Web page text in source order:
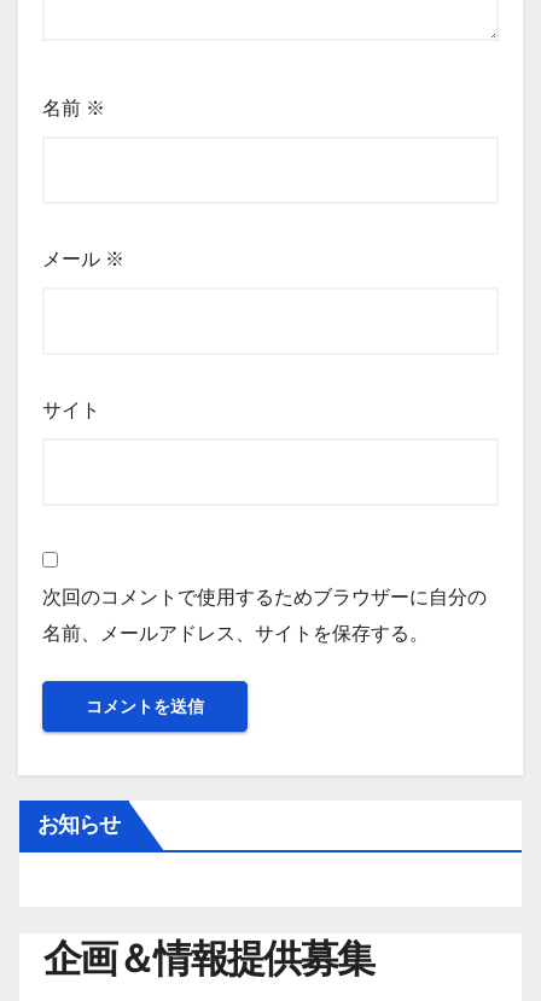
名前 ※
メール ※
サイト
次回のコメントで使用するためブラウザーに自分の
名前、メールアドレス、サイトを保存する。
お知らせ
企画＆情報提供募集